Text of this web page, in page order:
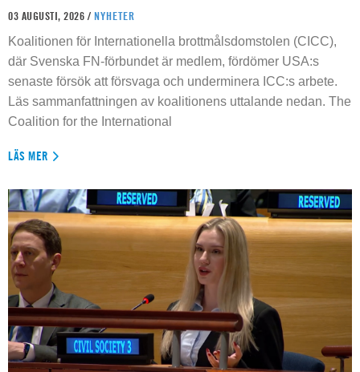
03 AUGUSTI, 2026 / NYHETER
Koalitionen för Internationella brottmålsdomstolen (CICC),
där Svenska FN-förbundet är medlem, fördömer USA:s
senaste försök att försvaga och underminera ICC:s arbete.
Läs sammanfattningen av koalitionens uttalande nedan. The
Coalition for the International
LÄS MER